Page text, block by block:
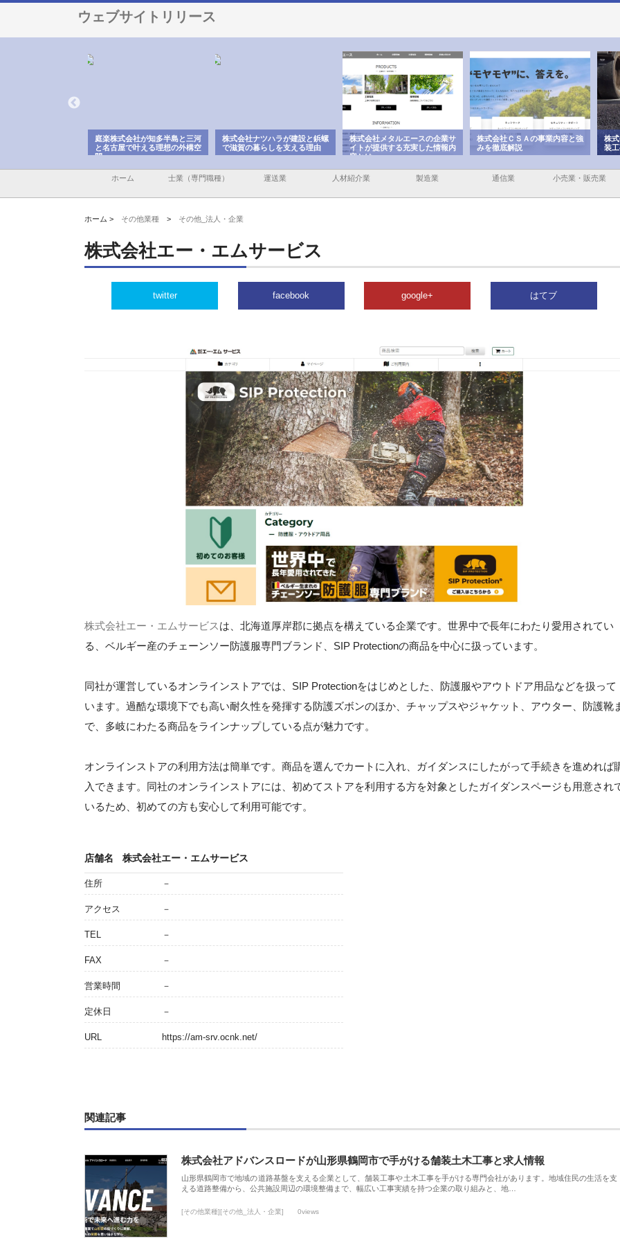
ウェブサイトリリース
庭楽株式会社が知多半島と三河
と名古屋で叶える理想の外構空
間
株式会社ナツハラが建設と鋲螺
で滋賀の暮らしを支える理由
株式会社メタルエースの企業サ
イトが提供する充実した情報内
容とは
株式会社ＣＳＡの事業内容と強
みを徹底解説
株
装
ホーム 士業（専門職種） 運送業 人材紹介業 製造業 通信業 小売業・販売業
ホーム > その他業種 > その他_法人・企業
株式会社エー・エムサービス
twitter facebook google+ はてブ
株式会社エー・エムサービスは、北海道厚岸郡に拠点を構えている企業です。世界中で長年にわたり愛用されてい
る、ベルギー産のチェーンソー防護服専門ブランド、SIP Protectionの商品を中心に扱っています。
同社が運営しているオンラインストアでは、SIP Protectionをはじめとした、防護服やアウトドア用品などを扱って
います。過酷な環境下でも高い耐久性を発揮する防護ズボンのほか、チャップスやジャケット、アウター、防護靴
で、多岐にわたる商品をラインナップしている点が魅力です。
オンラインストアの利用方法は簡単です。商品を選んでカートに入れ、ガイダンスにしたがって手続きを進めれば
入できます。同社のオンラインストアには、初めてストアを利用する方を対象としたガイダンスページも用意され
いるため、初めての方も安心して利用可能です。
店舗名 株式会社エー・エムサービス
住所 －
アクセス －
TEL －
FAX －
営業時間 －
定休日 －
URL https://am-srv.ocnk.net/
関連記事
株式会社アドバンスロードが山形県鶴岡市で手がける舗装土木工事と求人情報
山形県鶴岡市で地域の道路基盤を支える企業として、舗装工事や土木工事を手がける専門会社があります。地域住民の生活を支
える道路整備から、公共施設周辺の環境整備まで、幅広い工事実績を持つ企業の取り組みと、地…
[その他業種][その他_法人・企業] 0views